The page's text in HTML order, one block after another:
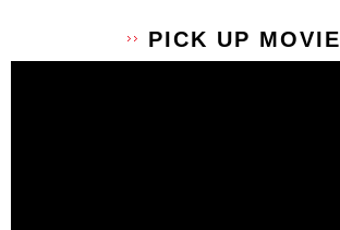
PICK UP MOVIE